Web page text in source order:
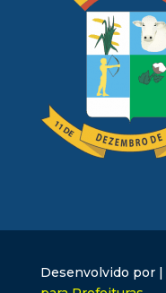
Desenvolvido por |